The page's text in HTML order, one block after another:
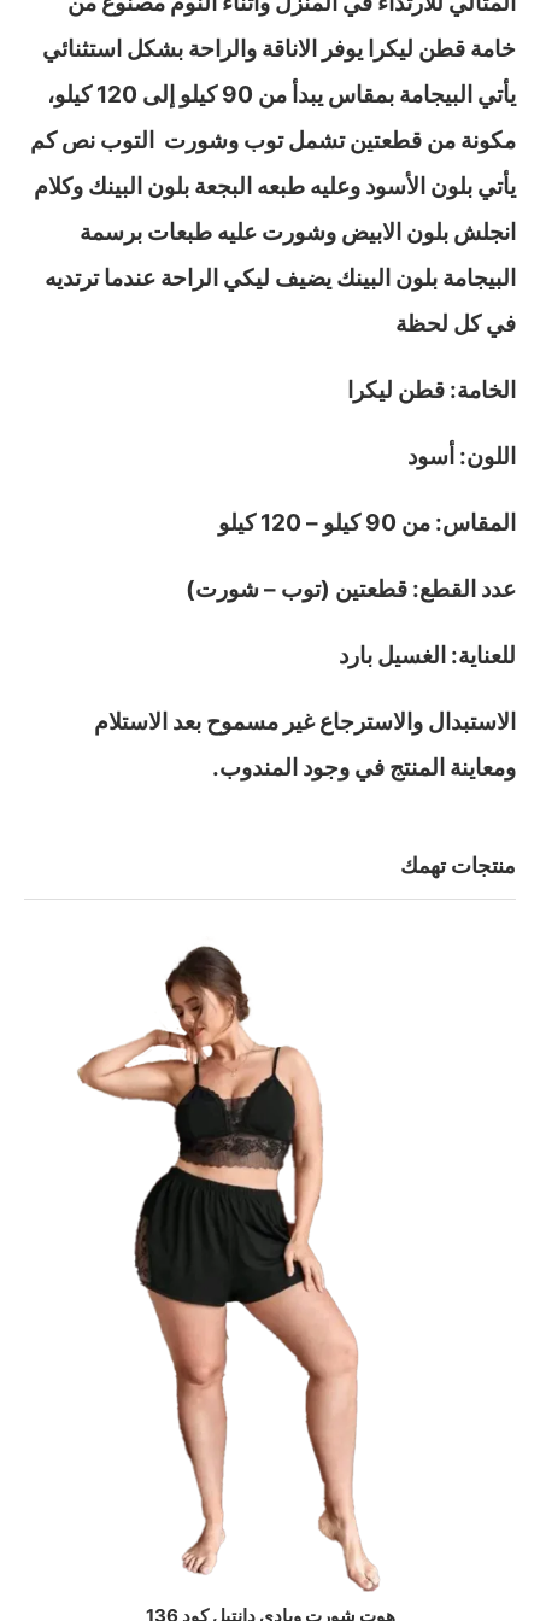
خامة قطن ليكرا يوفر الاناقة والراحة بشكل استثنائي
يأتي البيجامة بمقاس يبدأ من 90 كيلو إلى 120 كيلو،
مكونة من قطعتين تشمل توب وشورت التوب نص كم
يأتي بلون الأسود وعليه طبعه البجعة بلون البينك وكلام
انجلش بلون الابيض وشورت عليه طبعات برسمة
البيجامة بلون البينك يضيف ليكي الراحة عندما ترتديه
في كل لحظة
الخامة: قطن ليكرا
اللون: أسود
المقاس: من 90 كيلو – 120 كيلو
عدد القطع: قطعتين (توب – شورت)
للعناية: الغسيل بارد
الاستبدال والاسترجاع غير مسموح بعد الاستلام
ومعاينة المنتج في وجود المندوب.
منتجات تهمك
هوت شورت وبادي دانتيل كود 136